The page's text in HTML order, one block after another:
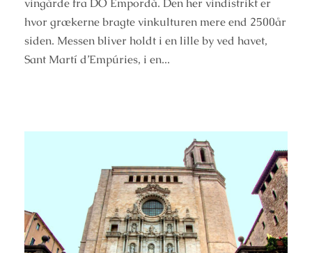
vingårde fra DO Empordà. Den her vindistrikt er
hvor grækerne bragte vinkulturen mere end 2500år
siden. Messen bliver holdt i en lille by ved havet,
Sant Martí d’Empúries, i en...